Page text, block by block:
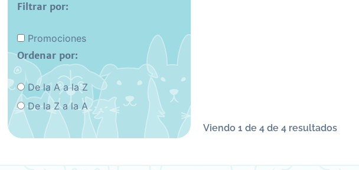
Filtrar por:
Promociones
Ordenar por:
De la A a la Z
De la Z a la A
Viendo 1 de 4 de 4 resultados